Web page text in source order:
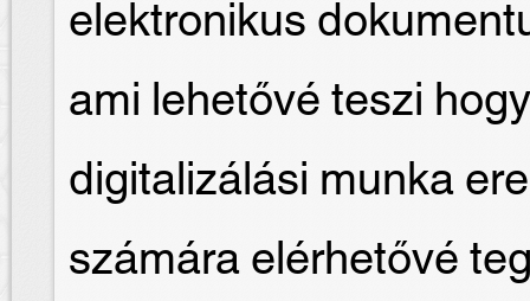
elektronikus
ami lehetővé teszi
digitalizálási munka
számára elérhetővé